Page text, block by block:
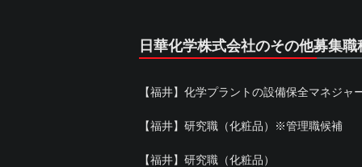
日華化学株式会社のその他募集職
【福井】化学プラントの設備保全マネジャ
【福井】研究職（化粧品）※管理職候補
【福井】研究職（化粧品）